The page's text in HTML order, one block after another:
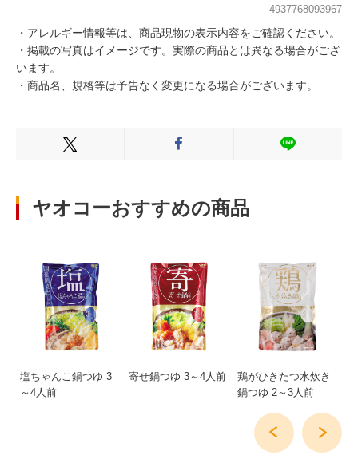
4937768093967
・アレルギー情報等は、商品現物の表示内容をご確認ください。
・掲載の写真はイメージです。実際の商品とは異なる場合がござ
います。
・商品名、規格等は予告なく変更になる場合がございます。
Xでシェアする FacebookでシェアするLINEでシェ
ヤオコーおすすめの商品
塩ちゃんこ鍋つゆ 3
～4人前
寄せ鍋つゆ 3～4人前
鶏がひきたつ水炊き
鍋つゆ 2～3人前